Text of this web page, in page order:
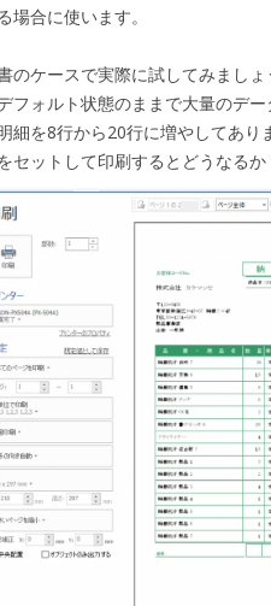
場合に使います。
のケースで実際に試してみましょ
フォルト状態のままで大量のデ
細を8行から20行に増やしてあり
セットして印刷するとどうなる